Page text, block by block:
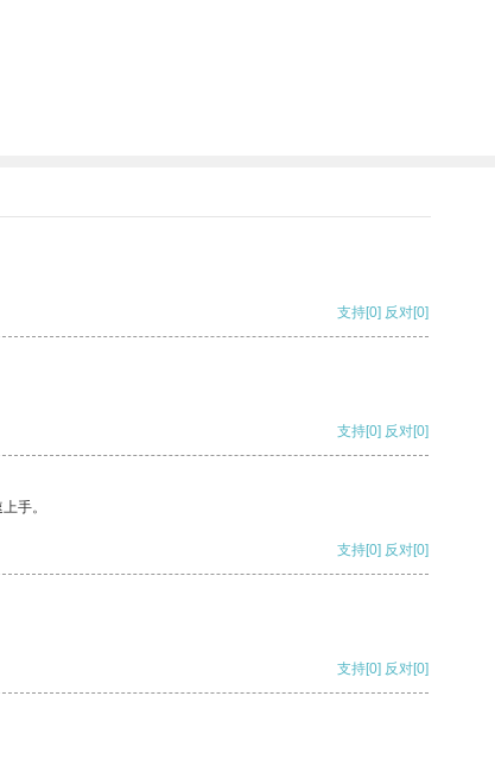
支持[0] 反对[0]
支持[0] 反对[0]
手。
支持[0] 反对[0]
支持[0] 反对[0]